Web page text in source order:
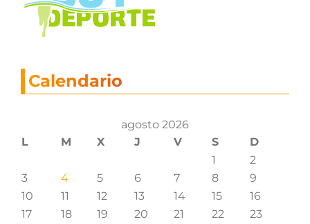
Calendario
agosto 2026
L
M X J V S
D
1
2
3
4 5 6 7 8
9
10
11 12 13 14 15
16
17
18 19 20 21 22
23